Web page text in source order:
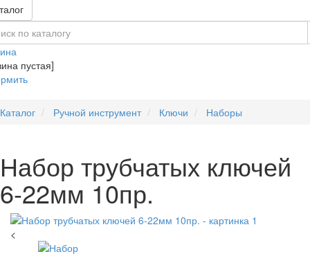
пустая]
Каталог Ручной инструмент Ключи Наборы
Набор трубчатых ключей
6-22мм 10пр.
<